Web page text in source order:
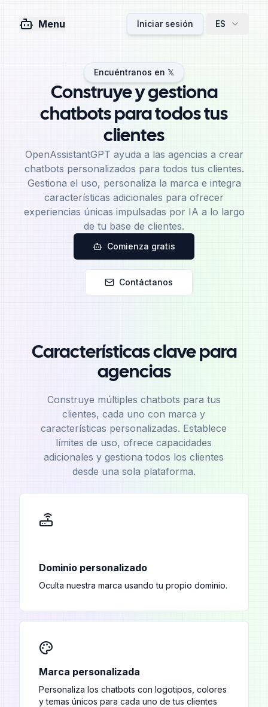
Menu Iniciar sesión ES
Encuéntranos en 𝕏
Construye y gestiona
chatbots para todos tus
clientes
OpenAssistantGPT ayuda a las agencias a crear
chatbots personalizados para todos tus clientes.
Gestiona el uso, personaliza la marca e integra
características adicionales para ofrecer
experiencias únicas impulsadas por IA a lo largo
de tu base de clientes.
Comienza gratis
Contáctanos
Características clave para
agencias
Construye múltiples chatbots para tus
clientes, cada uno con marca y
características personalizadas. Establece
límites de uso, ofrece capacidades
adicionales y gestiona todos los clientes
desde una sola plataforma.
Dominio personalizado
Oculta nuestra marca usando tu propio dominio.
Marca personalizada
Personaliza los chatbots con logotipos, colores
y temas únicos para cada uno de tus clientes